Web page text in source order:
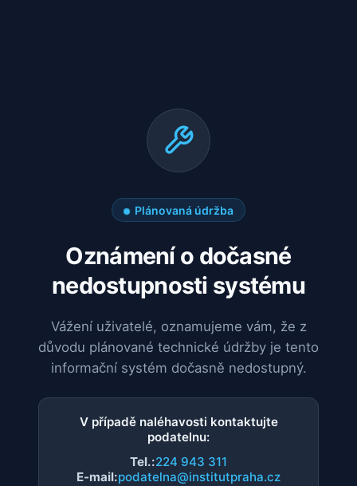
Plánovaná údržba
Oznámení o dočasné
nedostupnosti systému
Vážení uživatelé, oznamujeme vám, že z
důvodu plánované technické údržby je tento
informační systém dočasně nedostupný.
V případě naléhavosti kontaktujte
podatelnu:
Tel.:224 943 311
E-mail:podatelna@institutpraha.cz